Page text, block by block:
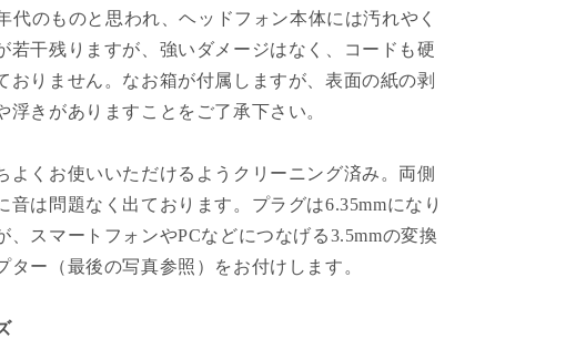
ッ
ド
フ
ォ
ン
数
量
を
や
代のものと思われ、ヘッドフォン本体には汚れやく
若干残りますが、強いダメージはなく、コードも硬
おりません。なお箱が付属しますが、表面の紙の剥
浮きがありますことをご了承下さい。
よくお使いいただけるようクリーニング済み。両側
音は問題なく出ております。プラグは6.35mmになり
、スマートフォンやPCなどにつなげる3.5mmの変換
ター（最後の写真参照）をお付けします。